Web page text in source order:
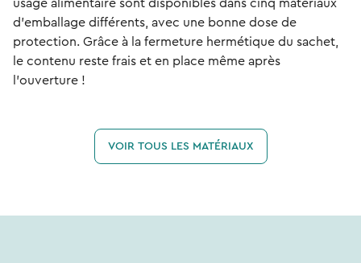
usage alimentaire sont disponibles dans cinq matériaux
d'emballage différents, avec une bonne dose de
protection. Grâce à la fermeture hermétique du sachet,
le contenu reste frais et en place même après
l'ouverture !
VOIR TOUS LES MATÉRIAUX